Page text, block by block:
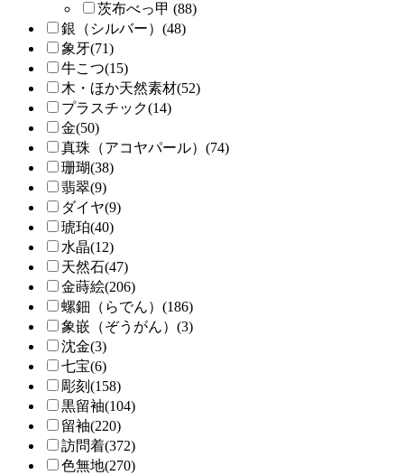
茨布べっ甲 (88)
銀（シルバー）(48)
象牙(71)
牛こつ(15)
木・ほか天然素材(52)
プラスチック(14)
金(50)
真珠（アコヤパール）(74)
珊瑚(38)
翡翠(9)
ダイヤ(9)
琥珀(40)
水晶(12)
天然石(47)
金蒔絵(206)
螺鈿（らでん）(186)
象嵌（ぞうがん）(3)
沈金(3)
七宝(6)
彫刻(158)
黒留袖(104)
留袖(220)
訪問着(372)
色無地(270)